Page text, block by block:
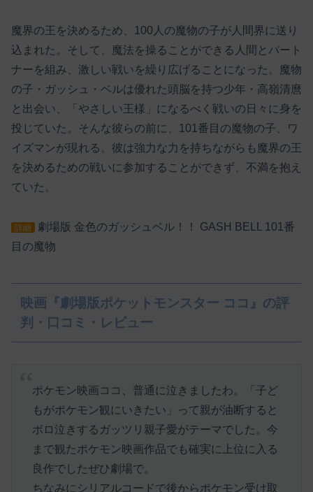
魔界の王を決めるため、100人の魔物の子が人間界に送り
込まれた。そして、魔法を操ることができる人間とパート
ナーを組み、激しい戦いを繰り広げることになった。魔物
の子・ガッシュ・ベルは優れた頭脳を持つ少年・高嶺清麿
と出会い、「やさしい王様」になるべく戦いの日々に身を
投じていた。そんな彼らの前に、101番目の魔物の子、ワ
イズマンが現れる。彼は強力な力を持ちながらも魔界の王
を決めるための戦いに参加することができず、不満を抱え
ていた。
詳細
劇場版 金色のガッシュベル！！ GASH BELL 101番
目の魔物
映画『劇場版ポケットモンスター ココ』の評
判・口コミ・レビュー
ポケモン映画ココ、普通に泣きましたわ。「子ど
もがポケモン観にいきたい」って親が油断すると
ボロ泣きするガッツリ親子愛がテーマでした。今
まで観たポケモン映画作品でも確実に上位に入る
良作でしたぜひ劇場で。
ちなみにシリアルコードで後からポケモン受け取